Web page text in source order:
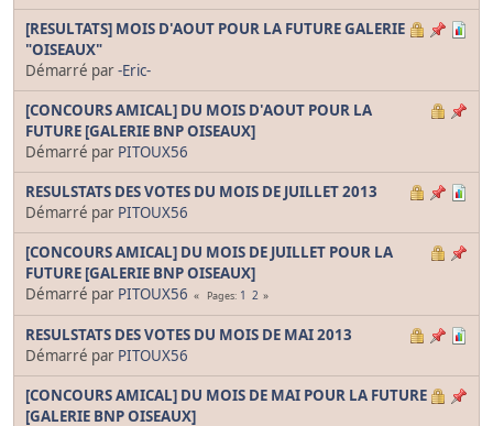
[RESULTATS] MOIS D'AOUT POUR LA FUTURE GALERIE
"OISEAUX"
Démarré par-Eric-
[CONCOURS AMICAL] DU MOIS D'AOUT POUR LA
FUTURE [GALERIE BNP OISEAUX]
Démarré par PITOUX56
RESULSTATS DES VOTES DU MOIS DE JUILLET 2013
Démarré par PITOUX56
[CONCOURS AMICAL] DU MOIS DE JUILLET POUR LA
FUTURE [GALERIE BNP OISEAUX]
Démarré par PITOUX56 Pages 1 2
RESULSTATS DES VOTES DU MOIS DE MAI 2013
Démarré par PITOUX56
[CONCOURS AMICAL] DU MOIS DE MAI POUR LA FUTURE
[GALERIE BNP OISEAUX]